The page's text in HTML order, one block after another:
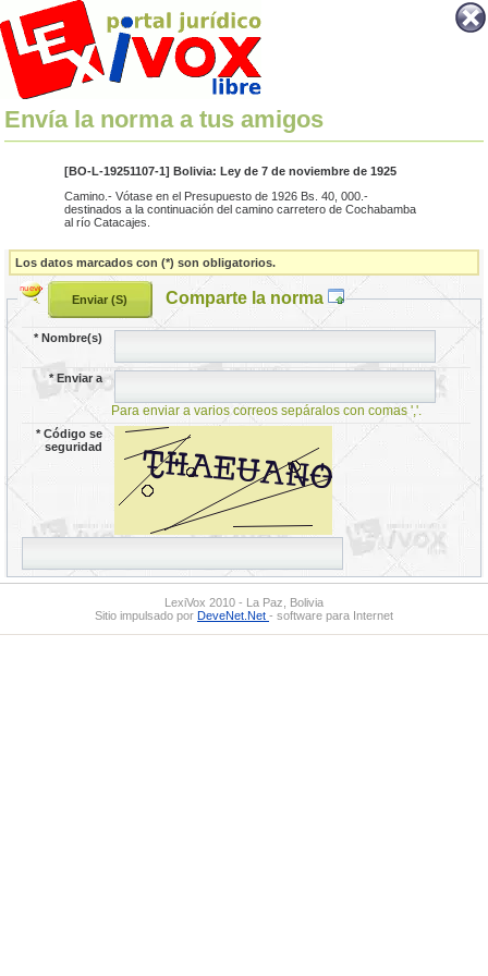
Envía la norma a tus amigos
[BO-L-19251107-1] Bolivia: Ley de 7 de noviembre de 1925
Camino.- Vótase en el Presupuesto de 1926 Bs. 40, 000.-
destinados a la continuación del camino carretero de Cochabamba
al río Catacajes.
Los datos marcados con (*) son obligatorios.
Comparte la norma
*Nombre(s)
*Enviar a
Para enviar a varios correos sepáralos con comas ','.
*Código se
seguridad
LexiVox 2010 - La Paz, Bolivia
Sitio impulsado por DeveNet.Net - software para Internet